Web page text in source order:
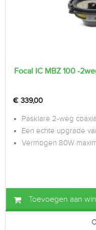
Focal IC MBZ 100 -
€ 339,00
Pasklare 2-weg
Een echte upgrade
Vermogen 80W
Toevoegen aan